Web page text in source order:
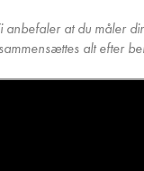
at du måler
alt efter